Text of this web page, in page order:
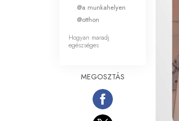
@a munkahelyen
@otthon
Hogyan maradj
egészséges
MEGOSZTÁS